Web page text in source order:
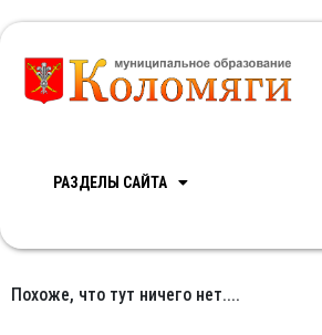
РАЗДЕЛЫ САЙТА
Похоже, что тут ничего нет....